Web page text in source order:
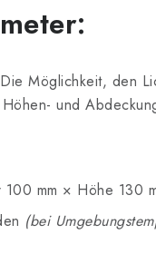
Die Möglichkeit, den
und
100 mm × Höhe 130
(bei